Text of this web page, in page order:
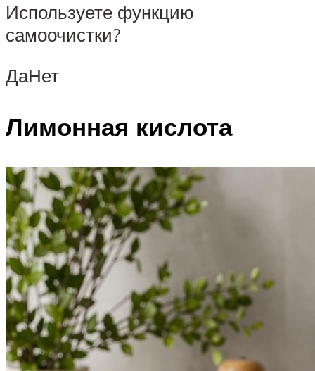
Используете функцию
самоочистки?
ДаНет
Лимонная кислота